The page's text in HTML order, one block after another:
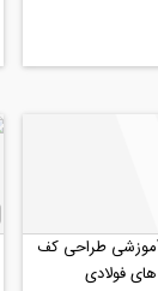
طراحی کف
فولادی